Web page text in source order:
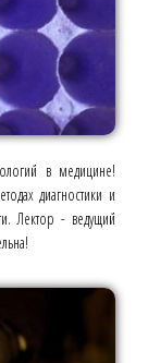
в медицине!
диагностики и
Лектор - ведущий